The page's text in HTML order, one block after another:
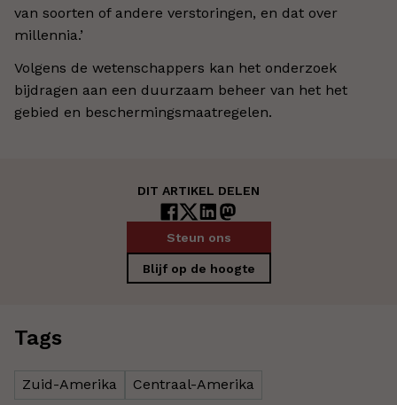
van soorten of andere verstoringen, en dat over
millennia.’
Volgens de wetenschappers kan het onderzoek
bijdragen aan een duurzaam beheer van het het
gebied en beschermingsmaatregelen.
DIT ARTIKEL DELEN
Steun ons
Blijf op de hoogte
Tags
Zuid-Amerika Centraal-Amerika